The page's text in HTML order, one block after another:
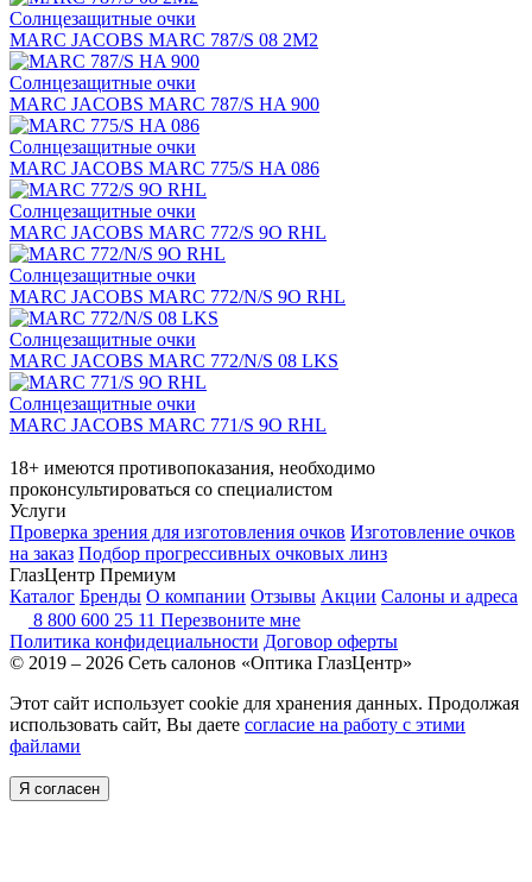
Солнцезащитные очки
MARC JACOBS MARC 787/S 08 2M2
Солнцезащитные очки
MARC JACOBS MARC 787/S HA 900
Солнцезащитные очки
MARC JACOBS MARC 775/S HA 086
Солнцезащитные очки
MARC JACOBS MARC 772/S 9O RHL
Солнцезащитные очки
MARC JACOBS MARC 772/N/S 9O RHL
Солнцезащитные очки
MARC JACOBS MARC 772/N/S 08 LKS
Солнцезащитные очки
MARC JACOBS MARC 771/S 9O RHL
18+ имеются противопоказания, необходимо
проконсультироваться со специалистом
Услуги
Проверка зрения для изготовления очков Изготовление очков
на заказ Подбор прогрессивных очковых линз
ГлазЦентр Премиум
Каталог Бренды О компании Отзывы Акции Салоны и адреса
8 800 600 25 11 Перезвоните мне
Политика конфидециальности Договор оферты
© 2019 – 2026 Сеть салонов «Оптика ГлазЦентр»
Этот сайт использует cookie для хранения данных. Продолжая
использовать сайт, Вы даете согласие на работу с этими
файлами
Я согласен